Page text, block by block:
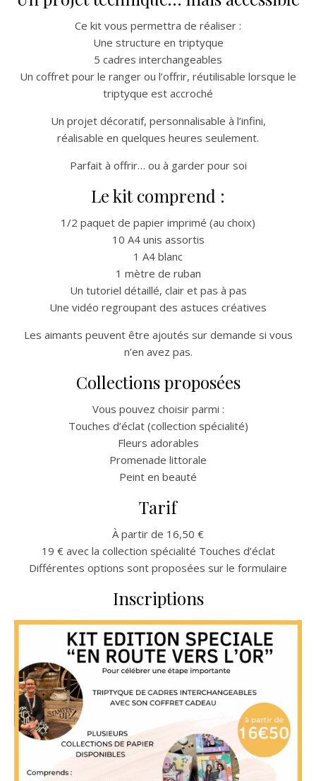
Ce kit vous permettra de réaliser :
Une structure en triptyque
5 cadres interchangeables
Un coffret pour le ranger ou l’offrir, réutilisable lorsque le
triptyque est accroché
Un projet décoratif, personnalisable à l’infini,
réalisable en quelques heures seulement.
Parfait à offrir… ou à garder pour soi
Le kit comprend :
1/2 paquet de papier imprimé (au choix)
10 A4 unis assortis
1 A4 blanc
1 mètre de ruban
Un tutoriel détaillé, clair et pas à pas
Une vidéo regroupant des astuces créatives
Les aimants peuvent être ajoutés sur demande si vous
n’en avez pas.
Collections proposées
Vous pouvez choisir parmi :
Touches d’éclat (collection spécialité)
Fleurs adorables
Promenade littorale
Peint en beauté
Tarif
À partir de 16,50 €
19 € avec la collection spécialité Touches d’éclat
Différentes options sont proposées sur le formulaire
Inscriptions